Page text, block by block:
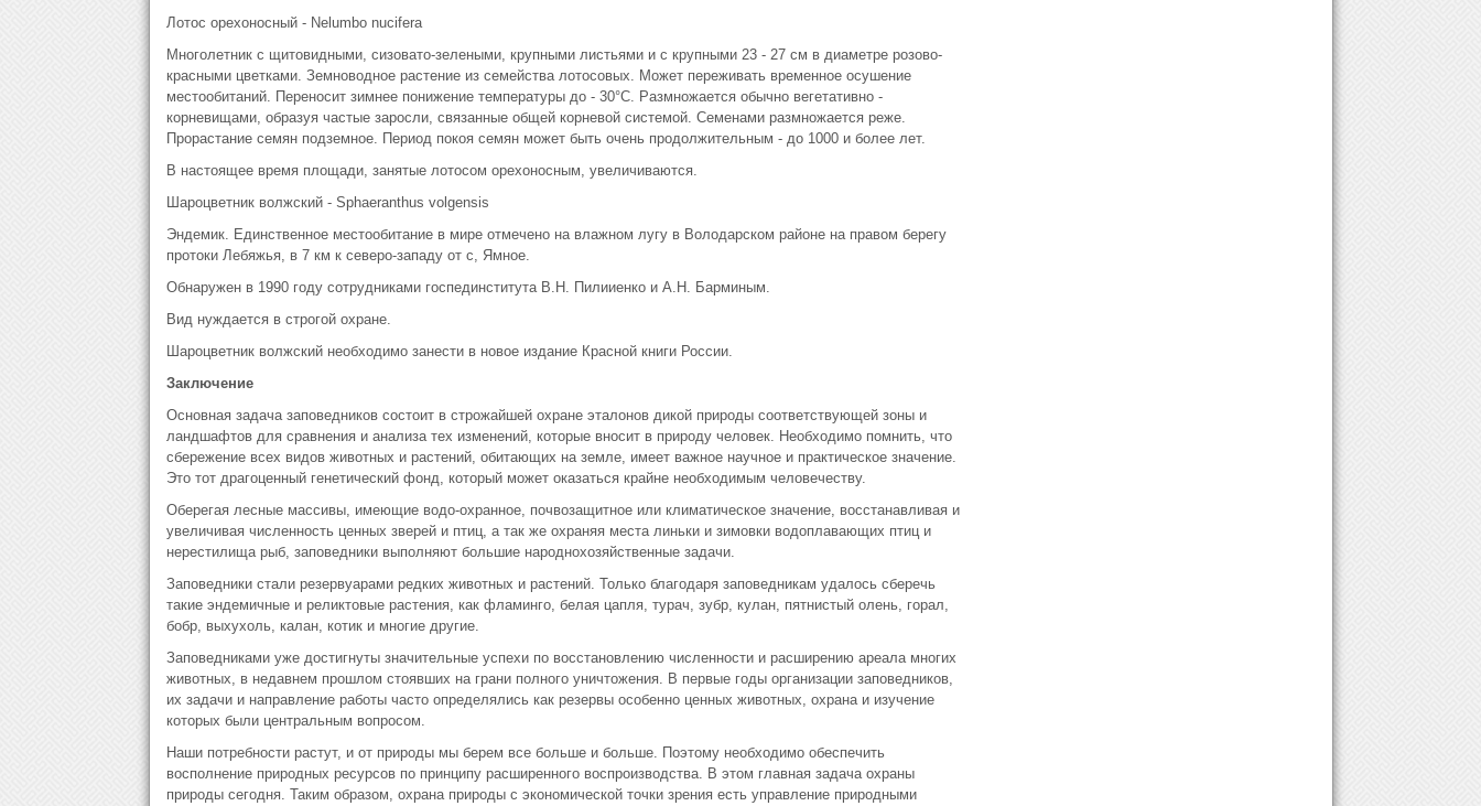
Лотос орехоносный - Nelumbo nucifera
Многолетник с щитовидными, сизовато-зелеными, крупными листьями и с крупными 23 - 27 см в диаметре розово-
красными цветками. Земноводное растение из семейства лотосовых. Может переживать временное осушение
местообитаний. Переносит зимнее понижение температуры до - 30°С. Размножается обычно вегетативно -
корневищами, образуя частые заросли, связанные общей корневой системой. Семенами размножается реже.
Прорастание семян подземное. Период покоя семян может быть очень продолжительным - до 1000 и более лет.
В настоящее время площади, занятые лотосом орехоносным, увеличиваются.
Шароцветник волжский - Sphaeranthus volgensis
Эндемик. Единственное местообитание в мире отмечено на влажном лугу в Володарском районе на правом берегу
протоки Лебяжья, в 7 км к северо-западу от с, Ямное.
Обнаружен в 1990 году сотрудниками госпединститута В.Н. Пилииенко и А.Н. Барминым.
Вид нуждается в строгой охране.
Шароцветник волжский необходимо занести в новое издание Красной книги России.
Заключение
Основная задача заповедников состоит в строжайшей охране эталонов дикой природы соответствующей зоны и
ландшафтов для сравнения и анализа тех изменений, которые вносит в природу человек. Необходимо помнить, что
сбережение всех видов животных и растений, обитающих на земле, имеет важное научное и практическое значение.
Это тот драгоценный генетический фонд, который может оказаться крайне необходимым человечеству.
Оберегая лесные массивы, имеющие водо-охранное, почвозащитное или климатическое значение, восстанавливая и
увеличивая численность ценных зверей и птиц, а так же охраняя места линьки и зимовки водоплавающих птиц и
нерестилища рыб, заповедники выполняют большие народнохозяйственные задачи.
Заповедники стали резервуарами редких животных и растений. Только благодаря заповедникам удалось сберечь
такие эндемичные и реликтовые растения, как фламинго, белая цапля, турач, зубр, кулан, пятнистый олень, горал,
бобр, выхухоль, калан, котик и многие другие.
Заповедниками уже достигнуты значительные успехи по восстановлению численности и расширению ареала многих
животных, в недавнем прошлом стоявших на грани полного уничтожения. В первые годы организации заповедников,
их задачи и направление работы часто определялись как резервы особенно ценных животных, охрана и изучение
которых были центральным вопросом.
Наши потребности растут, и от природы мы берем все больше и больше. Поэтому необходимо обеспечить
восполнение природных ресурсов по принципу расширенного воспроизводства. В этом главная задача охраны
природы сегодня. Таким образом, охрана природы с экономической точки зрения есть управление природными